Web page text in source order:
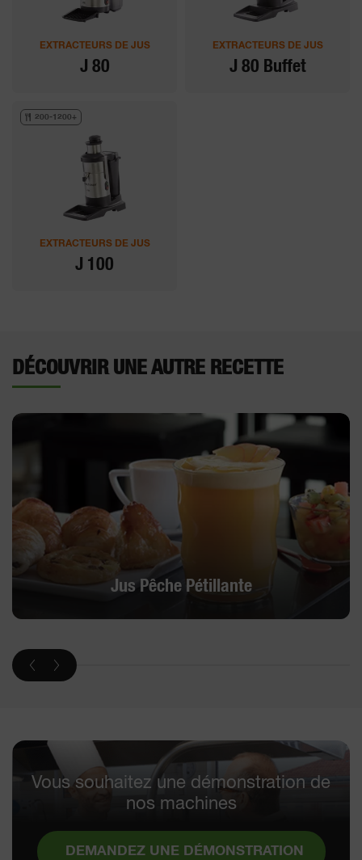
EXTRACTEURS DE JUS
J 80
EXTRACTEURS DE JUS
J 80 Buffet
200-1200+
EXTRACTEURS DE JUS
J 100
DÉCOUVRIR UNE AUTRE RECETTE
Jus Pêche Pétillante
Vous souhaitez une démonstration de
nos machines
DEMANDEZ UNE DÉMONSTRATION